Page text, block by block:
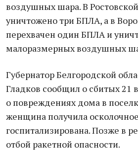
воздушных шара. В
уничтожено три БПЛА, а в
перехвачен один БПЛА и
малоразмерных воздушных
Губернатор Белгородской
Гладков сообщил о сбитых 21
о повреждениях дома в
женщина получила
госпитализирована. Позже в
отбой ракетной опасности.